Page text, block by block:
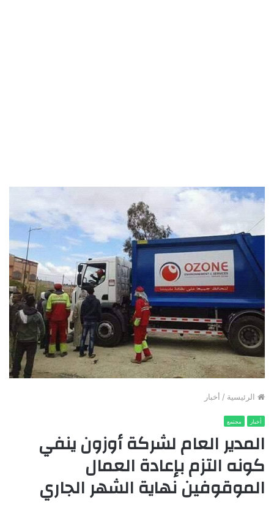
الرئيسية / أخبار
أخبار مجتمع
المدير العام لشركة أوزون ينفي
كونه التزم بإعادة العمال
الموقوفين نهاية الشهر الجاري